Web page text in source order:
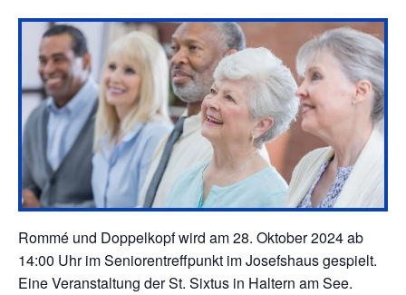
Rommé und Doppelkopf wird am 28. Oktober 2024 ab
14:00 Uhr im Seniorentreffpunkt im Josefshaus gespielt.
Eine Veranstaltung der St. Sixtus in Haltern am See.